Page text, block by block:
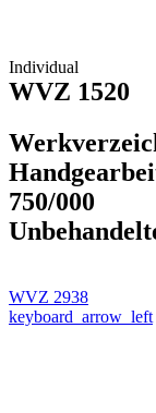
Individual
WVZ 1520
750/000
WVZ 2938
keyboard_arrow_left